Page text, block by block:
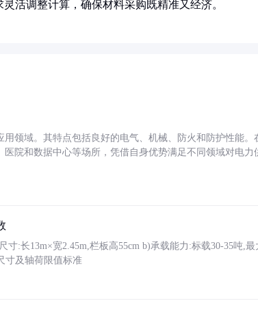
活调整计算，确保材料采购既精准又经济。
领域。其特点包括良好的电气、机械、防火和防护性能。
院和数据中心等场所，凭借自身优势满足不同领域对电力
寸:长13m×宽2.45m,栏板高55cm b)承载能力:标载30-35吨,最
寸及轴荷限值标准